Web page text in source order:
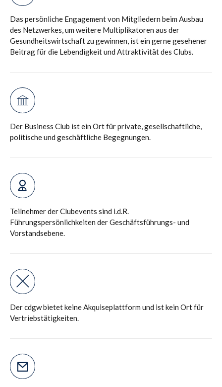
Das persönliche Engagement von Mitgliedern beim Ausbau
des Netzwerkes, um weitere Multiplikatoren aus der
Gesundheitswirtschaft zu gewinnen, ist ein gerne gesehener
Beitrag für die Lebendigkeit und Attraktivität des Clubs.
Der Business Club ist ein Ort für private, gesellschaftliche,
politische und geschäftliche Begegnungen.
Teilnehmer der Clubevents sind i.d.R.
Führungspersönlichkeiten der Geschäftsführungs- und
Vorstandsebene.
Der cdgw bietet keine Akquiseplattform und ist kein Ort für
Vertriebstätigkeiten.